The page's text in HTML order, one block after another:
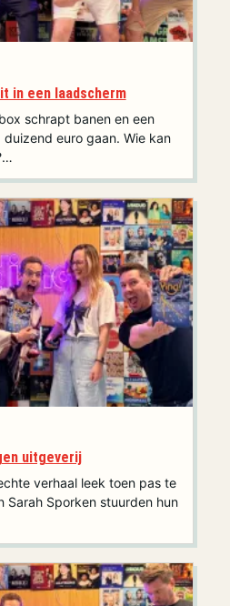
in een laadscherm
schrapt banen en een
euro gaan. Wie kan
uitgeverij
verhaal leek toen pas te
Sarah Sporken stuurden hun